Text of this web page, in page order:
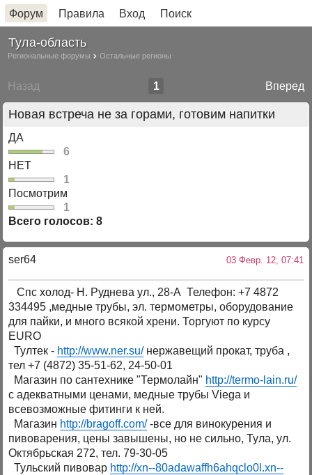
Форум Правила Вход Поиск
Тула-область
Региональные форумы Остальные регионы
Назад Вперед
1
Новая встреча не за горами, готовим напитки
ДА
6
НЕТ
1
Посмотрим
1
Всего голосов: 8
ser64 03 Февр. 12, 07:41
Спс холод- Н. Руднева ул., 28-А Телефон: +7 4872
334495 ,медные трубы, эл. термометры, оборудование
для пайки, и много всякой хрени. Торгуют по курсу
EURO
Тултек - http://www.ner.su/нержавещий прокат, труба ,
тел +7 (4872) 35-51-62, 24-50-01
Магазин по сантехнике "Термолайн" http://termo-lain.ru/
с адекватными ценами, медные трубы Viega и
всевозможные фитинги к ней.
Магазин http://bragoff.com/-все для винокурения и
пивоварения, цены завышены, но не сильно, Тула, ул.
Октябрьская 272, тел. 79-30-05
Тульский пивовар http://xn--80adawaffh6ahqclo0l.xn--